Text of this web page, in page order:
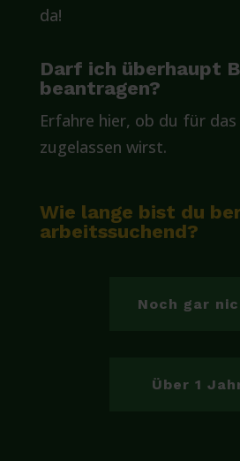
da!
Darf ich überhaupt
beantragen?
Erfahre hier, ob du für
zugelassen wirst.
Wie lange bist du
arbeitssuchend?
Noch gar
Über 1